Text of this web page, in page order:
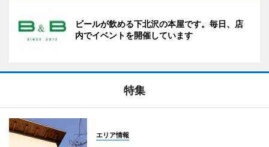
ビールが飲める下北沢の本屋です。毎日、店
内でイベントを開催しています
特集
エリア情報